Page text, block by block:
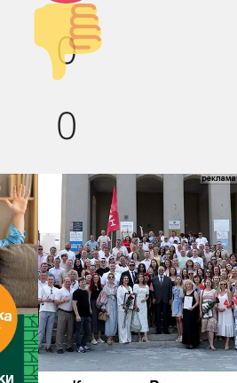
0
Палец
вниз!
0